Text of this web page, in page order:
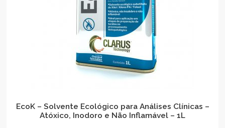
EcoK – Solvente Ecológico para Análises Clínicas –
Atóxico, Inodoro e Não Inflamável – 1L